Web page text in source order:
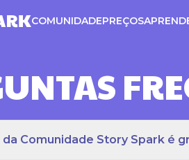
COMUNIDADEPREÇOS
Comunidade Story Spark é